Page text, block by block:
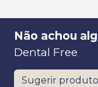
Não achou
Dental Free
Sugerir